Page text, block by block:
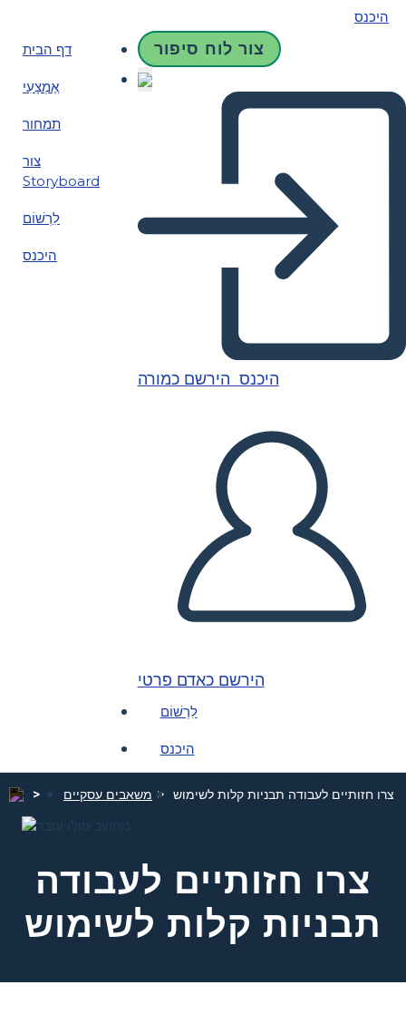
היכנס
דף הבית
אֶמְצָעִי
תמחור
צור
Storyboard
לִרְשׁוֹם
היכנס
צור לוח סיפור
היכנס הירשם כמורה
הירשם כאדם פרטי
לִרְשׁוֹם
היכנס
משאבים עסקיים צרו חזותיים לעבודה תבניות קלות לשימוש
צרו חזותיים לעבודה
תבניות קלות לשימוש